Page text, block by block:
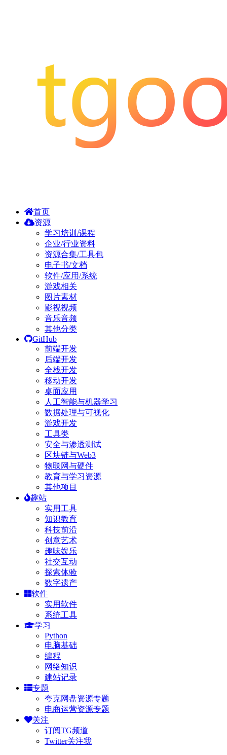
首页
资源
学习培训/课程
企业/行业资料
资源合集/工具包
电子书/文档
软件/应用/系统
游戏相关
图片素材
影视视频
音乐音频
其他分类
GitHub
前端开发
后端开发
全栈开发
移动开发
桌面应用
人工智能与机器学习
数据处理与可视化
游戏开发
工具类
安全与渗透测试
区块链与Web3
物联网与硬件
教育与学习资源
其他项目
趣站
实用工具
知识教育
科技前沿
创意艺术
趣味娱乐
社交互动
探索体验
数字遗产
软件
实用软件
系统工具
学习
Python
电脑基础
编程
网络知识
建站记录
专题
夸克网盘资源专题
电商运营资源专题
关注
订阅TG频道
Twitter关注我